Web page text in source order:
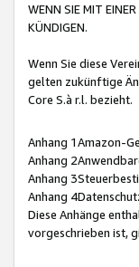
WENN SIE MIT
KÜNDIGEN.
Wenn Sie diese
gelten zukünftige
Core S.à r.l. bezieht.
Anhang 1Amazon-
Anhang
Anhang
Anhang
Diese Anhänge
vorgeschrieben ist,